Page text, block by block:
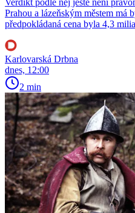
Prahou a lázeňským městem má
předpokládaná cena byla 4,3
Karlovarská Drbna
dnes, 12:00
2 min